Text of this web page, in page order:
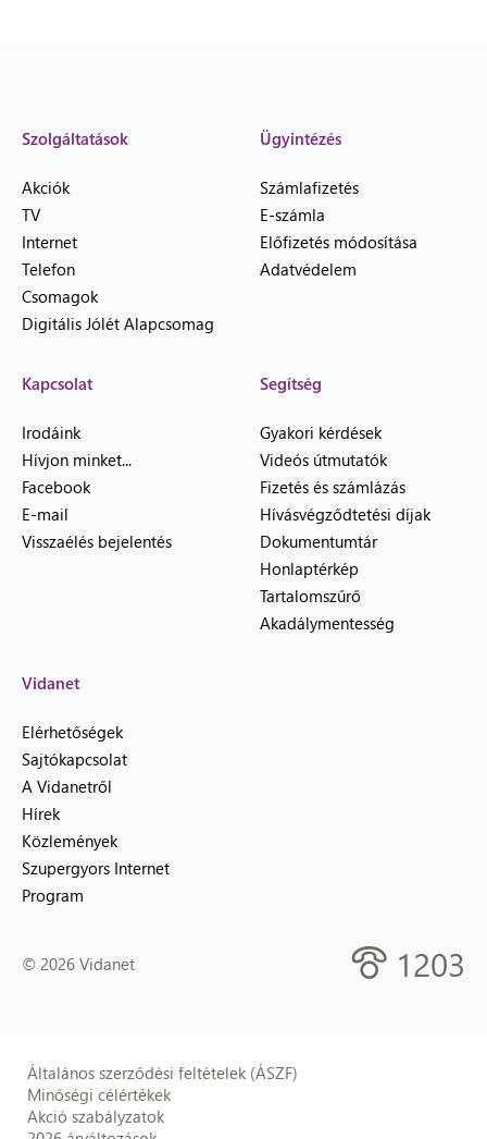
Szolgáltatások
Akciók
TV
Internet
Telefon
Csomagok
Digitális Jólét Alapcsomag
Ügyintézés
Számlafizetés
E-számla
Előfizetés módosítása
Adatvédelem
Kapcsolat
Irodáink
Hívjon minket...
Facebook
E-mail
Visszaélés bejelentés
Segítség
Gyakori kérdések
Videós útmutatók
Fizetés és számlázás
Hívásvégződtetési díjak
Dokumentumtár
Honlaptérkép
Tartalomszűrő
Akadálymentesség
Vidanet
Elérhetőségek
Sajtókapcsolat
A Vidanetről
Hírek
Közlemények
Szupergyors Internet
Program
© 2026 Vidanet 1203
Általános szerződési feltételek (ÁSZF)
Minőségi célértékek
Akció szabályzatok